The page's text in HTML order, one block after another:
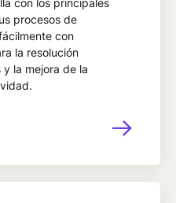
con los principales
procesos de
con
la resolución
la mejora de la